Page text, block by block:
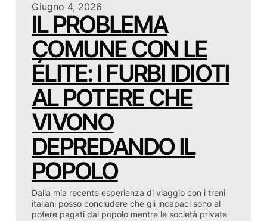
Giugno 4, 2026
IL PROBLEMA
COMUNE CON LE
ÉLITE: I FURBI IDIOTI
AL POTERE CHE
VIVONO
DEPREDANDO IL
POPOLO
Dalla mia recente esperienza di viaggio con i treni
italiani posso concludere che gli incapaci sono al
potere pagati dal popolo mentre le società private